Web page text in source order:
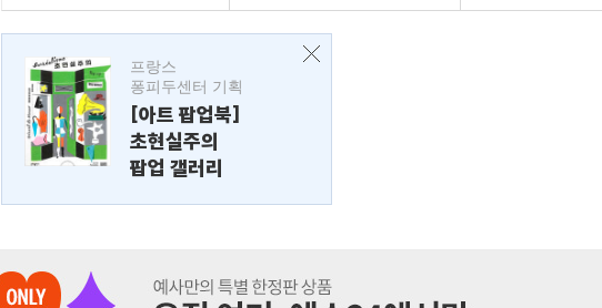
프랑스
퐁피두센터 기획
[아트 팝업북]
초현실주의
팝업 갤러리